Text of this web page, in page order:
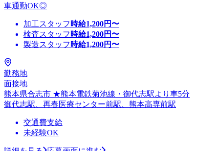
車通勤OK◎
加工スタッフ 時給1,200円〜
検査スタッフ 時給1,200円〜
製造スタッフ 時給1,200円〜
勤務地
面接地
熊本県合志市 ★熊本電鉄菊池線・御代志駅より車5分
御代志駅、再春医療センター前駅、熊本高専前駅
交通費支給
未経験OK